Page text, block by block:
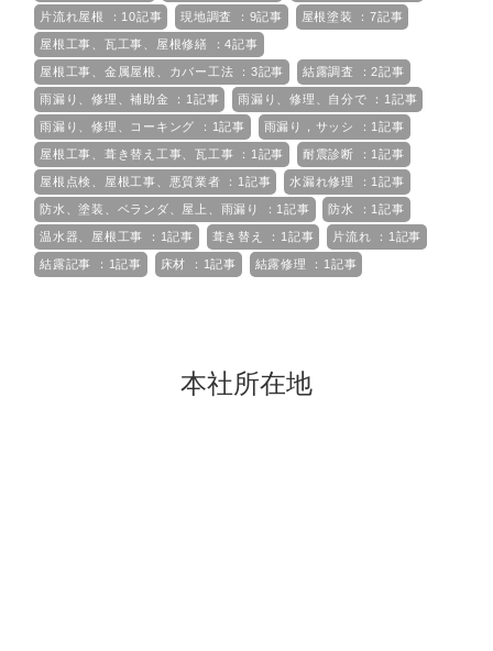
片流れ屋根 ：10記事 現地調査 ：9記事 屋根塗装 ：7記事
屋根工事、瓦工事、屋根修繕 ：4記事
屋根工事、金属屋根、カバー工法 ：3記事 結露調査 ：2記事
雨漏り、修理、補助金 ：1記事 雨漏り、修理、自分で ：1記事
雨漏り、修理、コーキング ：1記事 雨漏り，サッシ ：1記事
屋根工事、葺き替え工事、瓦工事 ：1記事 耐震診断 ：1記事
屋根点検、屋根工事、悪質業者 ：1記事 水漏れ修理 ：1記事
防水、塗装、ベランダ、屋上、雨漏り ：1記事 防水 ：1記事
温水器、屋根工事 ：1記事 葺き替え ：1記事 片流れ ：1記事
結露記事 ：1記事 床材 ：1記事 結露修理 ：1記事
本社所在地